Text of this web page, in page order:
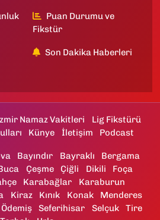
Puan Durumu ve
Fikstür
Son Dakika Haberleri
Namaz Vakitleri
Lig Fikstürü
Künye İletişim Podcast
Bayındır Bayraklı
Bergama
Çeşme Çiğli Dikili
Foça
Karabağlar
Karaburun
Kiraz Kınık Konak
Menderes
Ödemiş Seferihisar Selçuk
Tire